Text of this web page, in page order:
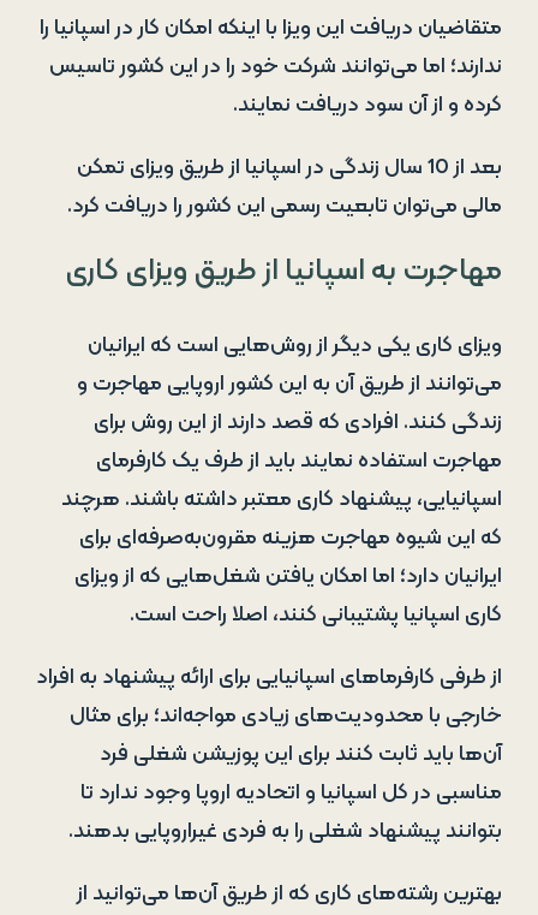
متقاضیان دریافت این ویزا با اینکه امکان کار در اسپانیا را
ندارند؛ اما می‌توانند شرکت خود را در این کشور تاسیس
کرده و از آن سود دریافت نمایند.
بعد از 10 سال زندگی در اسپانیا از طریق ویزای تمکن
مالی می‌توان تابعیت رسمی این کشور را دریافت کرد.
مهاجرت به اسپانیا از طریق ویزای کاری
ویزای کاری یکی دیگر از روش‌هایی است که ایرانیان
می‌توانند از طریق آن به این کشور اروپایی مهاجرت و
زندگی کنند. افرادی که قصد دارند از این روش برای
مهاجرت استفاده نمایند باید از طرف یک کارفرمای
اسپانیایی، پیشنهاد کاری معتبر داشته باشند. هرچند
که این شیوه مهاجرت هزینه مقرون‌به‌صرفه‌ای برای
ایرانیان دارد؛ اما امکان یافتن شغل‌هایی که از ویزای
کاری اسپانیا پشتیبانی کنند، اصلا راحت است.
از طرفی کارفرماهای اسپانیایی برای ارائه پیشنهاد به افراد
خارجی با محدودیت‌های زیادی مواجه‌اند؛ برای مثال
آن‌ها باید ثابت کنند برای این پوزیشن شغلی فرد
مناسبی در کل اسپانیا و اتحادیه اروپا وجود ندارد تا
بتوانند پیشنهاد شغلی را به فردی غیراروپایی بدهند.
بهترین رشته‌های کاری که از طریق آن‌ها می‌توانید از